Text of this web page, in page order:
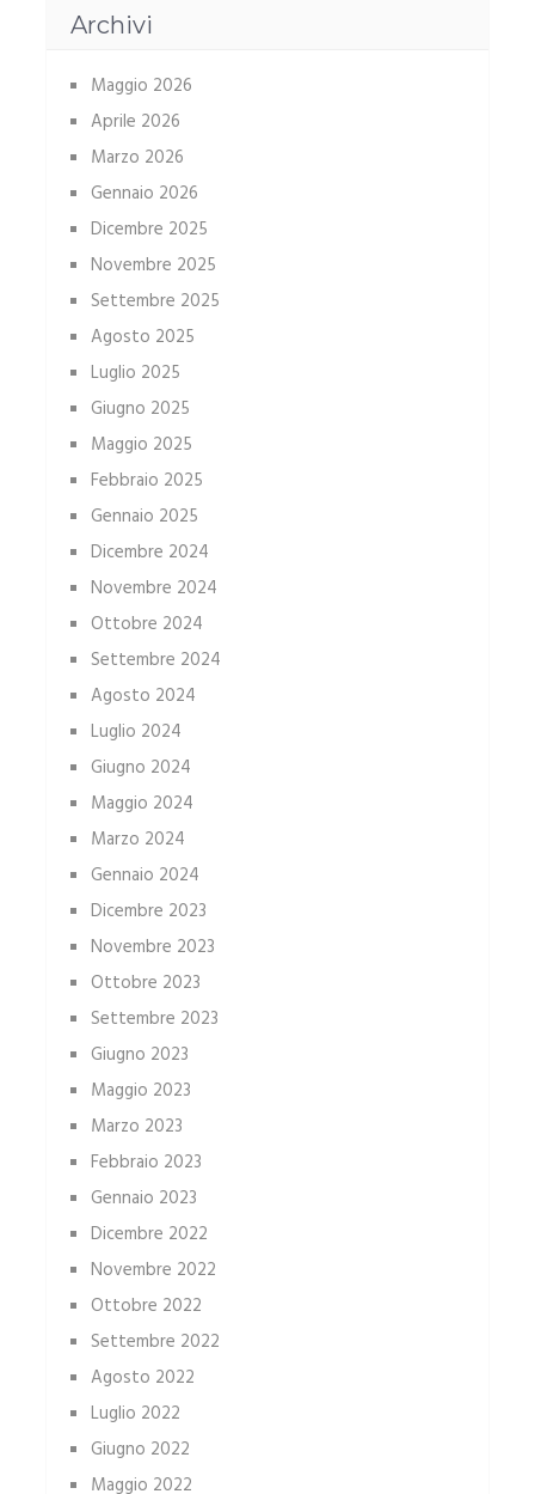
Archivi
Maggio 2026
Aprile 2026
Marzo 2026
Gennaio 2026
Dicembre 2025
Novembre 2025
Settembre 2025
Agosto 2025
Luglio 2025
Giugno 2025
Maggio 2025
Febbraio 2025
Gennaio 2025
Dicembre 2024
Novembre 2024
Ottobre 2024
Settembre 2024
Agosto 2024
Luglio 2024
Giugno 2024
Maggio 2024
Marzo 2024
Gennaio 2024
Dicembre 2023
Novembre 2023
Ottobre 2023
Settembre 2023
Giugno 2023
Maggio 2023
Marzo 2023
Febbraio 2023
Gennaio 2023
Dicembre 2022
Novembre 2022
Ottobre 2022
Settembre 2022
Agosto 2022
Luglio 2022
Giugno 2022
Maggio 2022